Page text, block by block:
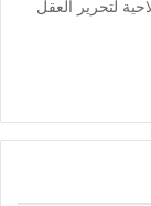
لتحرير العقل